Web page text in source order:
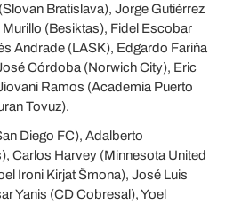
Bratislava), Jorge Gutiérrez
(Besiktas), Fidel Escobar
Andrade (LASK), Edgardo Fariňa
Córdoba (Norwich City), Eric
Ramos (Academia Puerto
Tovuz).
Diego FC), Adalberto
Carlos Harvey (Minnesota United
Ironi Kirjat Šmona), José Luis
Yanis (CD Cobresal), Yoel